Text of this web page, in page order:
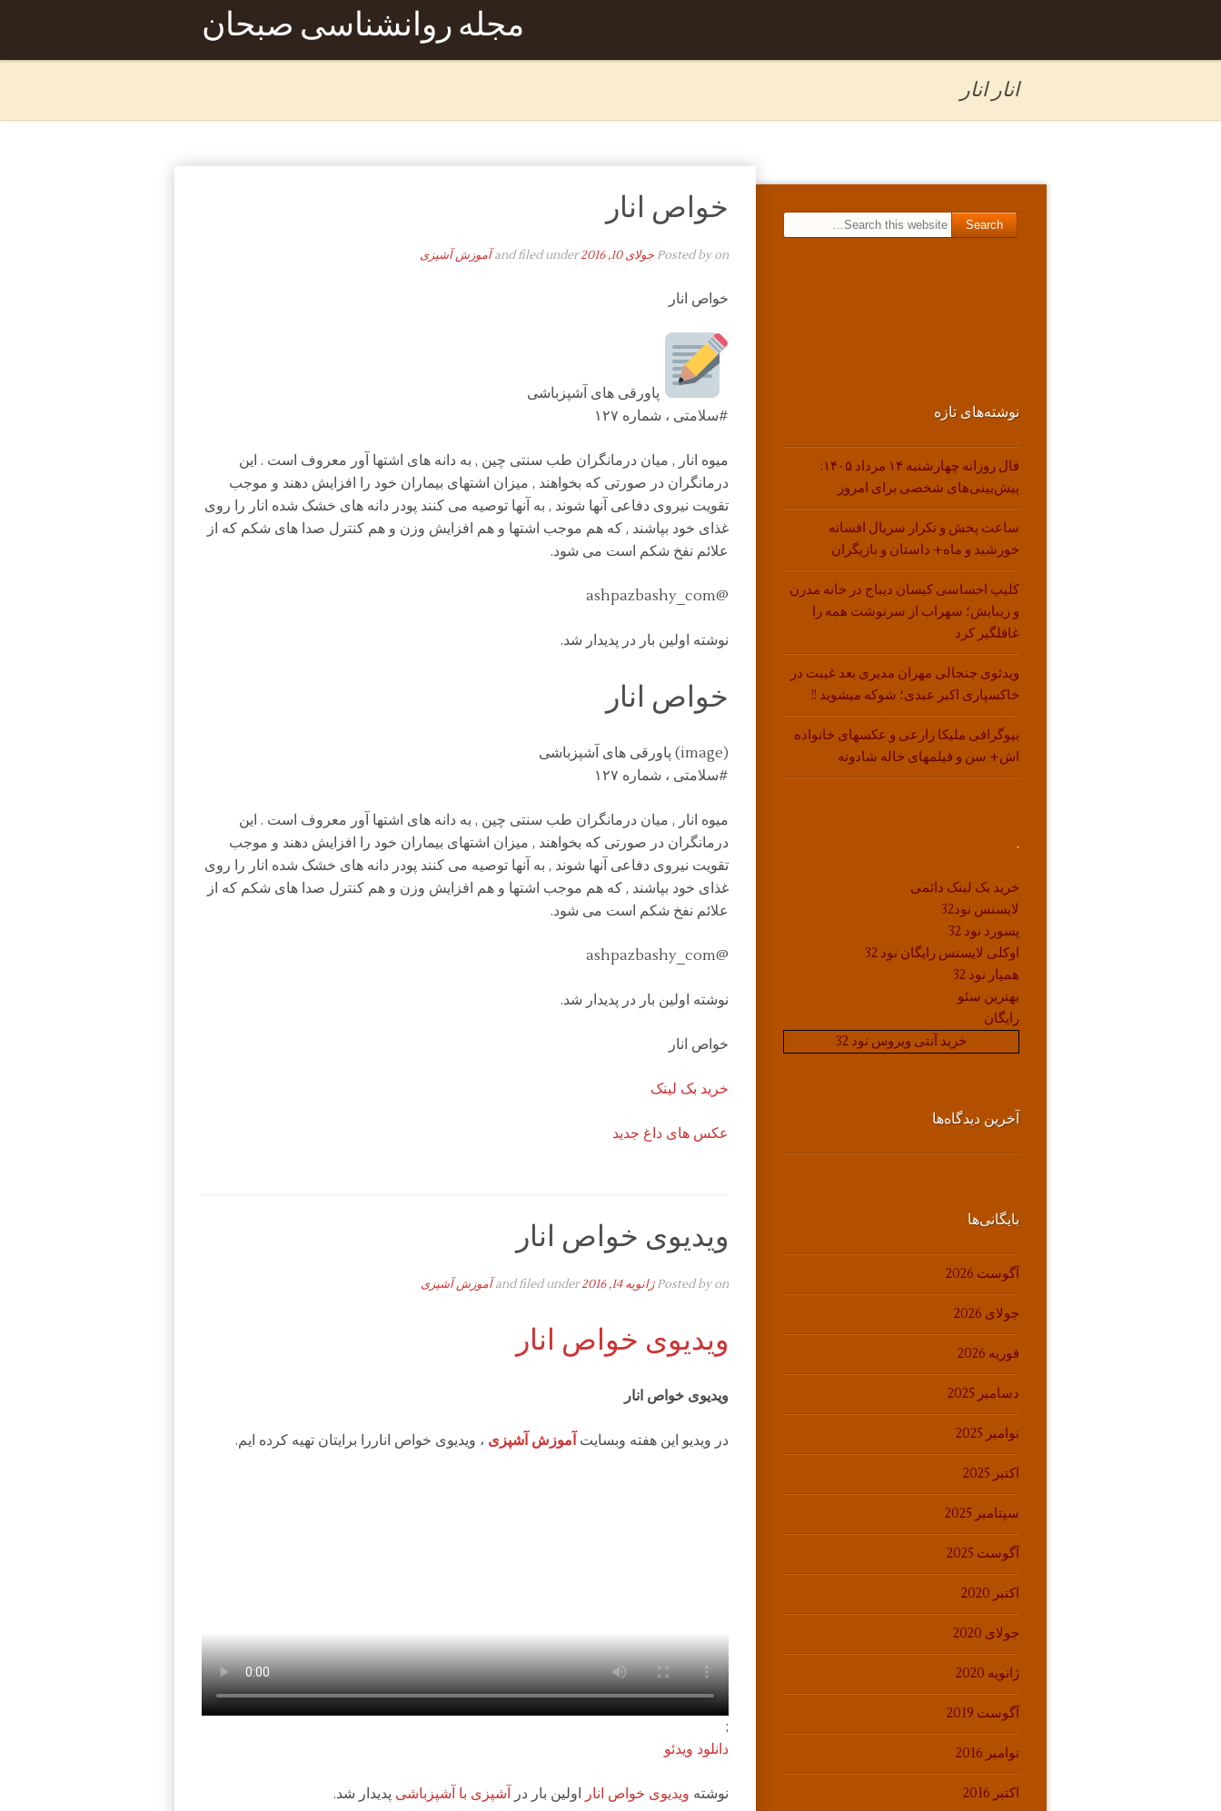
مجله روانشناسی صبحان
انار انار
خواص انار
Posted byon جولای 10, 2016 and filed under آموزش آشپزی
خواص انار
پاورقی های آشپزباشی
#سلامتی ، شماره ۱۲۷
میوه انار , میان درمانگران طب سنتی چین , به دانه های اشتها آور معروف است . این
درمانگران در صورتی که بخواهند , میزان اشتهای بیماران خود را افزایش دهند و موجب
تقویت نیروی دفاعی آنها شوند , به آنها توصیه می کنند پودر دانه های خشک شده انار را روی
غذای خود بپاشند , که هم موجب اشتها و هم افزایش وزن و هم کنترل صدا های شکم که از
علائم نفخ شکم است می شود.
@ashpazbashy_com
نوشته اولین بار در پدیدار شد.
خواص انار
(image) پاورقی های آشپزباشی
#سلامتی ، شماره ۱۲۷
میوه انار , میان درمانگران طب سنتی چین , به دانه های اشتها آور معروف است . این
درمانگران در صورتی که بخواهند , میزان اشتهای بیماران خود را افزایش دهند و موجب
تقویت نیروی دفاعی آنها شوند , به آنها توصیه می کنند پودر دانه های خشک شده انار را روی
غذای خود بپاشند , که هم موجب اشتها و هم افزایش وزن و هم کنترل صدا های شکم که از
علائم نفخ شکم است می شود.
@ashpazbashy_com
نوشته اولین بار در پدیدار شد.
خواص انار
خرید بک لینک
عکس های داغ جدید
ویدیوی خواص انار
Posted byon ژانویه 14, 2016 and filed under آموزش آشپزی
ویدیوی خواص انار
ویدیوی خواص انار
در ویدیو این هفته وبسایت آموزش آشپزی ، ویدیوی خواص انار را برایتان تهیه کرده ایم.
;
دانلود ویدئو
نوشته ویدیوی خواص انار اولین بار در آشپزی با آشپزباشی پدیدار شد.
Search for:
نوشته‌های تازه
فال روزانه چهارشنبه ۱۴ مرداد ۱۴۰۵:
پیش‌بینی‌های شخصی برای امروز
ساعت پخش و تکرار سریال افسانه
خورشید و ماه+ داستان و بازیگران
کلیپ احساسی کیسان دیباج در خانه مدرن
و زیبایش؛ سهراب از سرنوشت همه را
غافلگیر کرد
ویدئوی جنجالی مهران مدیری بعد غیبت در
خاکسپاری اکبر عبدی؛ شوکه میشوید !!
بیوگرافی ملیکا زارعی و عکسهای خانواده
اش+ سن و فیلمهای خاله شادونه
.
خرید بک لینک دائمی
لایسنس نود32
پسورد نود 32
اوکلی لایسنس رایگان نود 32
همیار نود 32
بهترین سئو
رایگان
خرید آنتی ویروس نود 32
آخرین دیدگاه‌ها
بایگانی‌ها
آگوست 2026
جولای 2026
فوریه 2026
دسامبر 2025
نوامبر 2025
اکتبر 2025
سپتامبر 2025
آگوست 2025
اکتبر 2020
جولای 2020
ژانویه 2020
آگوست 2019
نوامبر 2016
اکتبر 2016